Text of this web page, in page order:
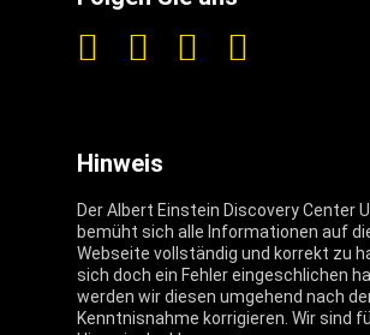
Hinweis
Der Albert Einstein Discovery Center
bemüht sich alle Informationen auf
Webseite vollständig und korrekt zu
sich doch ein Fehler eingeschlichen
werden wir diesen umgehend nach
Kenntnisnahme korrigieren. Wir sind